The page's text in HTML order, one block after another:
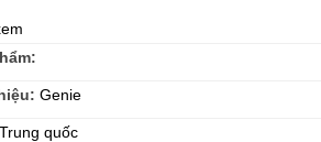
Genie
Trung quốc